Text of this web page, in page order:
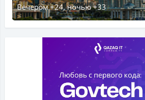
Вечером +24, ночью +33